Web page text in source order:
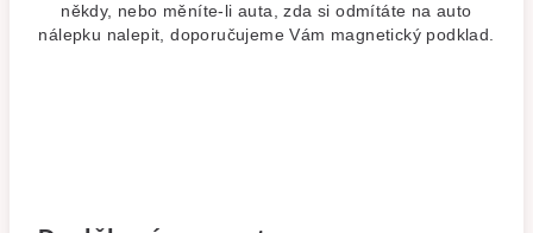
někdy, nebo měníte-li auta, zda si odmítáte na auto
nálepku nalepit, doporučujeme Vám magnetický podklad.